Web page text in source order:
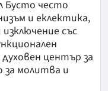
Бусто често
и еклектика,
със
център за
молитва и